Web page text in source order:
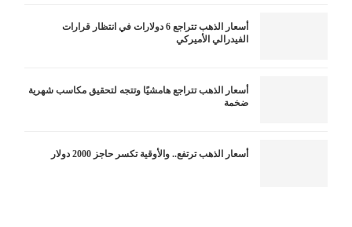
أسعار الذهب تتراجع 6 دولارات في انتظار قرارات
الفيدرالي الأميركي
أسعار الذهب تتراجع هامشيًا وتتجه لتحقيق مكاسب شهرية
ضخمة
أسعار الذهب ترتفع.. والأوقية تكسر حاجز 2000 دولار